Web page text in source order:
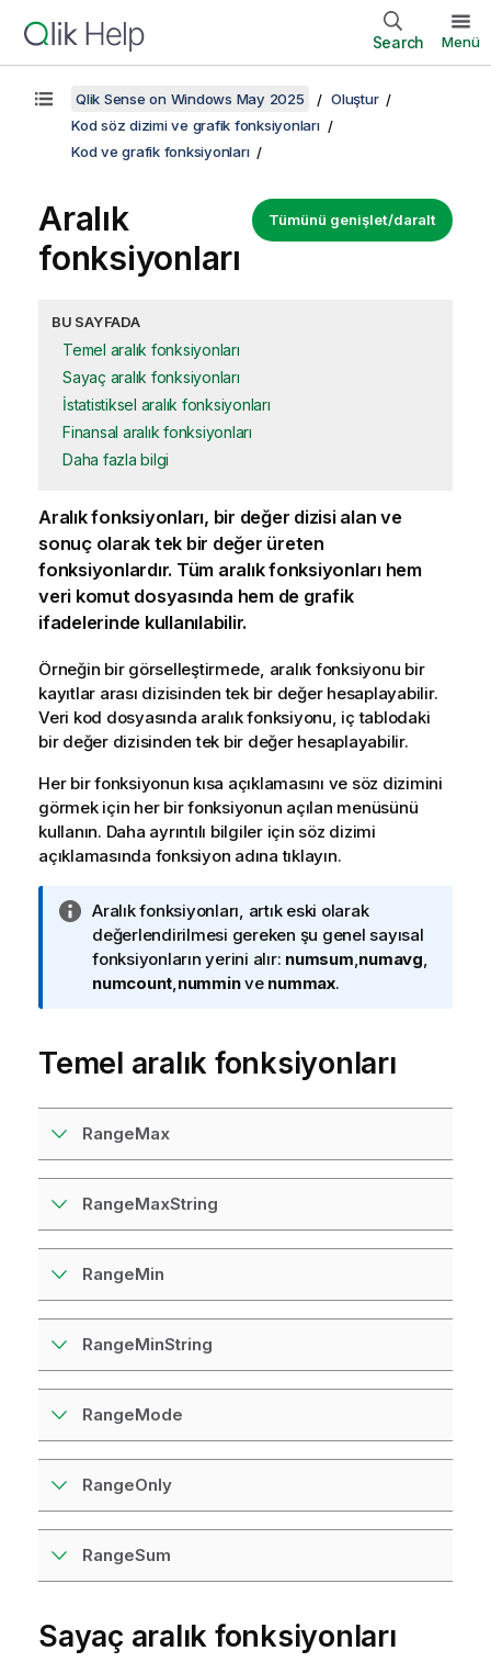
Search Menü
Qlik Sense on Windows May 2025
Oluştur
Kod söz dizimi ve grafik fonksiyonları
Kod ve grafik fonksiyonları
Tümünü genişlet/daralt
Aralık
fonksiyonları
BU SAYFADA
Temel aralık fonksiyonları
Sayaç aralık fonksiyonları
İstatistiksel aralık fonksiyonları
Finansal aralık fonksiyonları
Daha fazla bilgi
Aralık fonksiyonları, bir değer dizisi alan ve
sonuç olarak tek bir değer üreten
fonksiyonlardır. Tüm aralık fonksiyonları hem
veri komut dosyasında hem de grafik
ifadelerinde kullanılabilir.
Örneğin bir görselleştirmede, aralık fonksiyonu bir
kayıtlar arası dizisinden tek bir değer hesaplayabilir.
Veri kod dosyasında aralık fonksiyonu, iç tablodaki
bir değer dizisinden tek bir değer hesaplayabilir.
Her bir fonksiyonun kısa açıklamasını ve söz dizimini
görmek için her bir fonksiyonun açılan menüsünü
kullanın. Daha ayrıntılı bilgiler için söz dizimi
açıklamasında fonksiyon adına tıklayın.
B
i
l
g
o
t
u
Aralık fonksiyonları, artık eski olarak
değerlendirilmesi gereken şu genel sayısal
fonksiyonların yerini alır: numsum,numavg,
numcount,numminve nummax.
Temel aralık fonksiyonları
RangeMax
RangeMaxString
RangeMin
RangeMinString
RangeMode
RangeOnly
RangeSum
Sayaç aralık fonksiyonları